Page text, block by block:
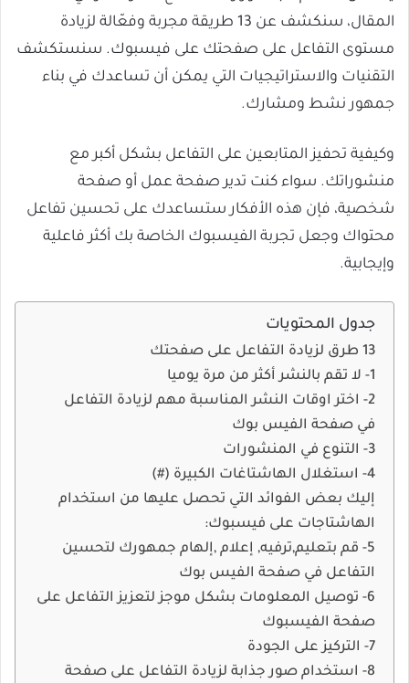
المقال، سنكشف عن 13 طريقة مجربة وفعّالة لزيادة
مستوى التفاعل على صفحتك على فيسبوك. سنستكشف
التقنيات والاستراتيجيات التي يمكن أن تساعدك في بناء
جمهور نشط ومشارك.
وكيفية تحفيز المتابعين على التفاعل بشكل أكبر مع
منشوراتك. سواء كنت تدير صفحة عمل أو صفحة
شخصية، فإن هذه الأفكار ستساعدك على تحسين تفاعل
محتواك وجعل تجربة الفيسبوك الخاصة بك أكثر فاعلية
وإيجابية.
جدول المحتويات
13 طرق لزيادة التفاعل على صفحتك
1- لا تقم بالنشر أكثر من مرة يوميا
2- اختر اوقات النشر المناسبة مهم لزيادة التفاعل
في صفحة الفيس بوك
3- التنوع في المنشورات
4- استغلال الهاشتاغات الكبيرة (#)
إليك بعض الفوائد التي تحصل عليها من استخدام
الهاشتاجات على فيسبوك:
5- قم بتعليم,ترفيه, إعلام ,إلهام جمهورك لتحسين
التفاعل في صفحة الفيس بوك
6- توصيل المعلومات بشكل موجز لتعزيز التفاعل على
صفحة الفيسبوك
7- التركيز على الجودة
8- استخدام صور جذابة لزيادة التفاعل على صفحة